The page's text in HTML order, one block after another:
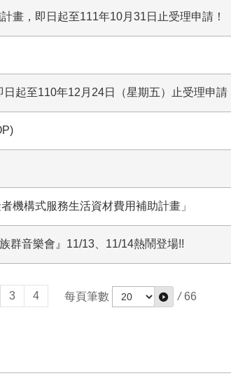
畫，即日起至111年10月31日止受理申請！
起至110年12月24日（星期五）止受理申請
機構式服務生活資材費用補助計畫」
群音樂會』11/13、11/14熱鬧登場!!
3 4 每頁筆數 / 66